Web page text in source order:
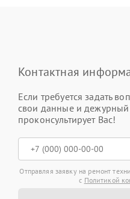
Контактная
Если требуется задать
свои данные и дежурный
проконсультирует Вас!
Отправляя заявку на ремонт
с Политикой